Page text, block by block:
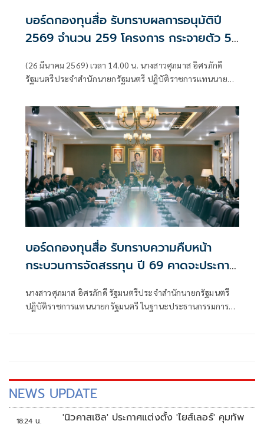
บอร์ดกองทุนสื่อ รับทราบผลการอนุมัติปี
2569 จำนวน 259 โครงการ กระจายตัว 5
บุคคลธรรมดา และองค์กรสาธารณะ
ที่สุดนับตั้งแต่ก่อตั้งกองทุนฯ
(26 มีนาคม 2569) เวลา 14.00 น. นางสาวศุภมาส อิศรภักดี
รัฐมนตรีประจำสำนักนายกรัฐมนตรี ปฏิบัติราชการแทนนายก
ปลอดภัยและสร้างสรรค์ เป็นประธานการประชุมคณะกรรมการ
กองทุนพัฒนาสื่อปลอดภัยและสร้างสรรค์ ครั้งที่ 3/2569 พร้อม
ด้วยนางสาวซาบีดา ไทยเศรษฐ์ รัฐมนตรีว่าการกระทรวง
วัฒนธรรม
บอร์ดกองทุนสื่อ รับทราบความคืบหน้า
กระบวนการจัดสรรทุน ปี 69 คาดจะประกาศ
นางสาวศุภมาส อิศรภักดี รัฐมนตรีประจำสำนักนายกรัฐมนตรี
ปฏิบัติราชการแทนนายกรัฐมนตรี ในฐานะประธานกรรมการ
NEWS UPDATE
18:24 น.
'นิวคาสเซิล' ประกาศแต่งตั้ง 'ไยส์เลอร์' คุมทัพ